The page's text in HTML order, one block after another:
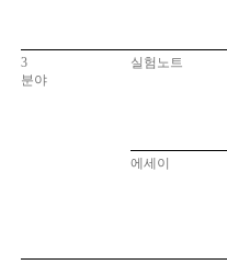
3
분야
실험노트
에세이